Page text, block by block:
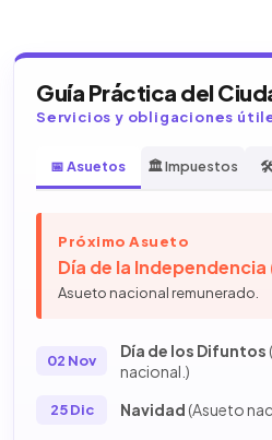
Guía Práctica del
Servicios y obligaciones
📅 Asuetos 🏛️ Impuestos
Próximo Asueto
Día de la Independencia
Asueto nacional remunerado.
02 Nov
Día de los Difuntos
nacional.)
25 Dic Navidad(Asueto